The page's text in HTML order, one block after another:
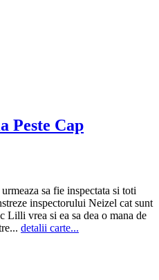
Peste Cap
sa fie inspectata si toti
inspectorului Neizel cat sunt
vrea si ea sa dea o mana de
detalii carte...